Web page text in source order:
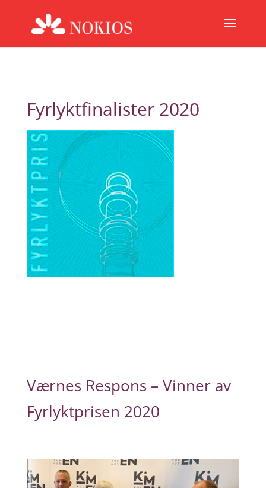
Fyrlyktfinalister 2020
Værnes Respons – Vinner av
Fyrlyktprisen 2020